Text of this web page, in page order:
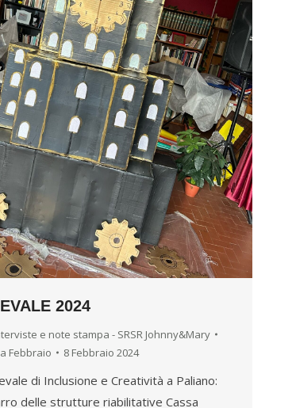
2024
e note stampa - SRSR Johnny&Mary
Febbraio 8 Febbraio 2024
di Inclusione e Creatività a Paliano:
delle strutture riabilitative Cassa